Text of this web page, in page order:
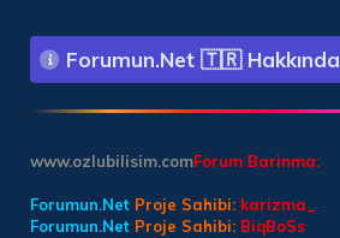
Forumun.Net 🇹🇷 Hakkında
Forum Barinma:
www.ozlubilisim.com
Forumun.Net Proje Sahibi: karizma_
Forumun.Net Proje Sahibi: BiqBoSs